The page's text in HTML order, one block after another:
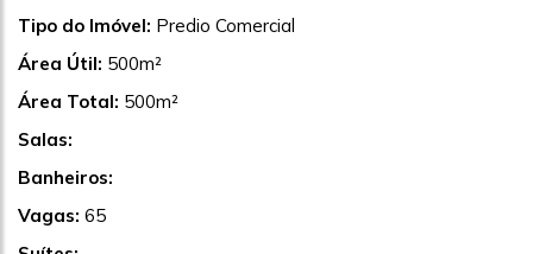
Tipo do Imóvel: Predio Comercial
Área Útil: 500m²
Área Total: 500m²
Salas:
Banheiros:
Vagas: 65